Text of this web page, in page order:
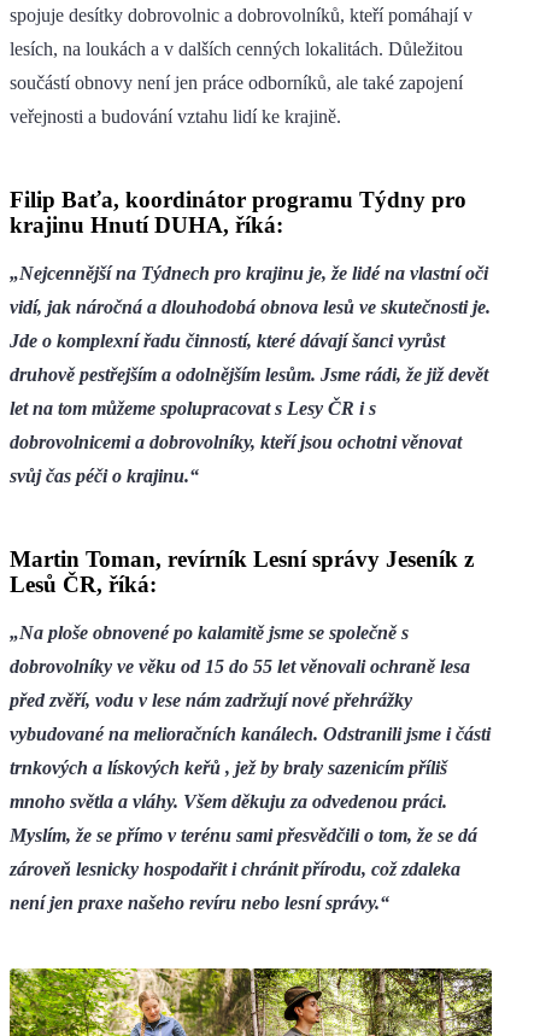
spojuje desítky dobrovolnic a dobrovolníků, kteří pomáhají v
lesích, na loukách a v dalších cenných lokalitách. Důležitou
součástí obnovy není jen práce odborníků, ale také zapojení
veřejnosti a budování vztahu lidí ke krajině.
Filip Baťa, koordinátor programu Týdny pro
krajinu Hnutí DUHA, říká:
„Nejcennější na Týdnech pro krajinu je, že lidé na vlastní oči
vidí, jak náročná a dlouhodobá obnova lesů ve skutečnosti je.
Jde o komplexní řadu činností, které dávají šanci vyrůst
druhově pestřejším a odolnějším lesům. Jsme rádi, že již devět
let na tom můžeme spolupracovat s Lesy ČR i s
dobrovolnicemi a dobrovolníky, kteří jsou ochotni věnovat
svůj čas péči o krajinu.“
Martin Toman, revírník Lesní správy Jeseník z
Lesů ČR, říká:
„Na ploše obnovené po kalamitě jsme se společně s
dobrovolníky ve věku od 15 do 55 let věnovali ochraně lesa
před zvěří, vodu v lese nám zadržují nové přehrážky
vybudované na melioračních kanálech. Odstranili jsme i části
trnkových a lískových keřů , jež by braly sazenicím příliš
mnoho světla a vláhy. Všem děkuju za odvedenou práci.
Myslím, že se přímo v terénu sami přesvědčili o tom, že se dá
zároveň lesnicky hospodařit i chránit přírodu, což zdaleka
není jen praxe našeho revíru nebo lesní správy.“